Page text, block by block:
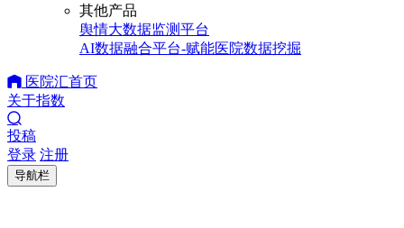
其他产品
舆情大数据监测平台
AI数据融合平台-赋能医院数据挖掘
医院汇首页
关于指数
投稿
登录 注册
导航栏